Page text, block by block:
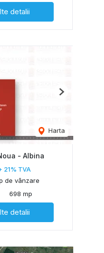
detalii
Harta
Next
- Albina
21% TVA
de vânzare
698 mp
detalii